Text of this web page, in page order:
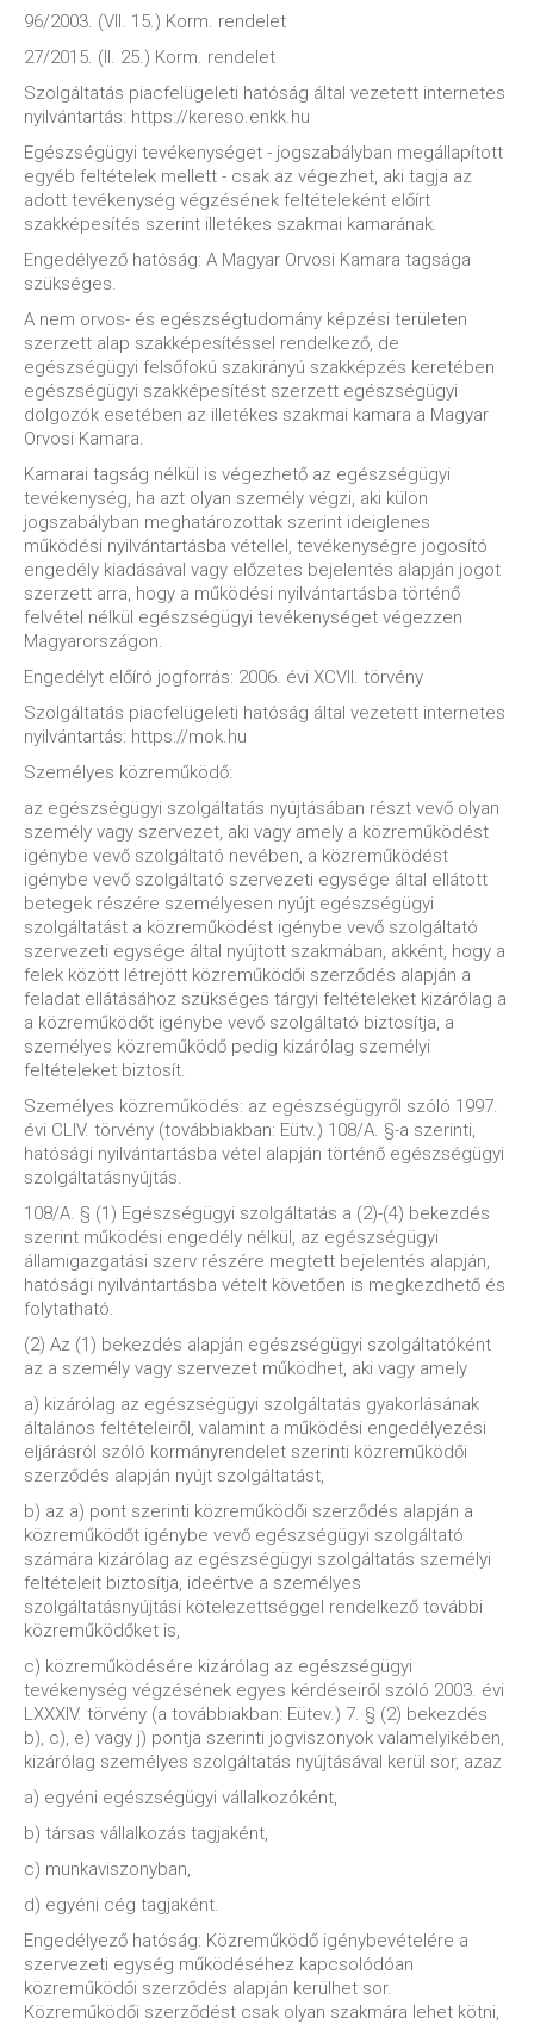
96/2003. (VII. 15.) Korm. rendelet
27/2015. (II. 25.) Korm. rendelet
Szolgáltatás piacfelügeleti hatóság által vezetett internetes
nyilvántartás: https://kereso.enkk.hu
Egészségügyi tevékenységet - jogszabályban megállapított
egyéb feltételek mellett - csak az végezhet, aki tagja az
adott tevékenység végzésének feltételeként előírt
szakképesítés szerint illetékes szakmai kamarának.
Engedélyező hatóság: A Magyar Orvosi Kamara tagsága
szükséges.
A nem orvos- és egészségtudomány képzési területen
szerzett alap szakképesítéssel rendelkező, de
egészségügyi felsőfokú szakirányú szakképzés keretében
egészségügyi szakképesítést szerzett egészségügyi
dolgozók esetében az illetékes szakmai kamara a Magyar
Orvosi Kamara.
Kamarai tagság nélkül is végezhető az egészségügyi
tevékenység, ha azt olyan személy végzi, aki külön
jogszabályban meghatározottak szerint ideiglenes
működési nyilvántartásba vétellel, tevékenységre jogosító
engedély kiadásával vagy előzetes bejelentés alapján jogot
szerzett arra, hogy a működési nyilvántartásba történő
felvétel nélkül egészségügyi tevékenységet végezzen
Magyarországon.
Engedélyt előíró jogforrás: 2006. évi XCVII. törvény
Szolgáltatás piacfelügeleti hatóság által vezetett internetes
nyilvántartás: https://mok.hu
Személyes közreműködő:
az egészségügyi szolgáltatás nyújtásában részt vevő olyan
személy vagy szervezet, aki vagy amely a közreműködést
igénybe vevő szolgáltató nevében, a közreműködést
igénybe vevő szolgáltató szervezeti egysége által ellátott
betegek részére személyesen nyújt egészségügyi
szolgáltatást a közreműködést igénybe vevő szolgáltató
szervezeti egysége által nyújtott szakmában, akként, hogy a
felek között létrejött közreműködői szerződés alapján a
feladat ellátásához szükséges tárgyi feltételeket kizárólag a
a közreműködőt igénybe vevő szolgáltató biztosítja, a
személyes közreműködő pedig kizárólag személyi
feltételeket biztosít.
Személyes közreműködés: az egészségügyről szóló 1997.
évi CLIV. törvény (továbbiakban: Eütv.) 108/A. §-a szerinti,
hatósági nyilvántartásba vétel alapján történő egészségügyi
szolgáltatásnyújtás.
108/A. § (1) Egészségügyi szolgáltatás a (2)-(4) bekezdés
szerint működési engedély nélkül, az egészségügyi
államigazgatási szerv részére megtett bejelentés alapján,
hatósági nyilvántartásba vételt követően is megkezdhető és
folytatható.
(2) Az (1) bekezdés alapján egészségügyi szolgáltatóként
az a személy vagy szervezet működhet, aki vagy amely
a) kizárólag az egészségügyi szolgáltatás gyakorlásának
általános feltételeiről, valamint a működési engedélyezési
eljárásról szóló kormányrendelet szerinti közreműködői
szerződés alapján nyújt szolgáltatást,
b) az a) pont szerinti közreműködői szerződés alapján a
közreműködőt igénybe vevő egészségügyi szolgáltató
számára kizárólag az egészségügyi szolgáltatás személyi
feltételeit biztosítja, ideértve a személyes
szolgáltatásnyújtási kötelezettséggel rendelkező további
közreműködőket is,
c) közreműködésére kizárólag az egészségügyi
tevékenység végzésének egyes kérdéseiről szóló 2003. évi
LXXXIV. törvény (a továbbiakban: Eütev.) 7. § (2) bekezdés
b), c), e) vagy j) pontja szerinti jogviszonyok valamelyikében,
kizárólag személyes szolgáltatás nyújtásával kerül sor, azaz
a) egyéni egészségügyi vállalkozóként,
b) társas vállalkozás tagjaként,
c) munkaviszonyban,
d) egyéni cég tagjaként.
Engedélyező hatóság: Közreműködő igénybevételére a
szervezeti egység működéséhez kapcsolódóan
közreműködői szerződés alapján kerülhet sor.
Közreműködői szerződést csak olyan szakmára lehet kötni,